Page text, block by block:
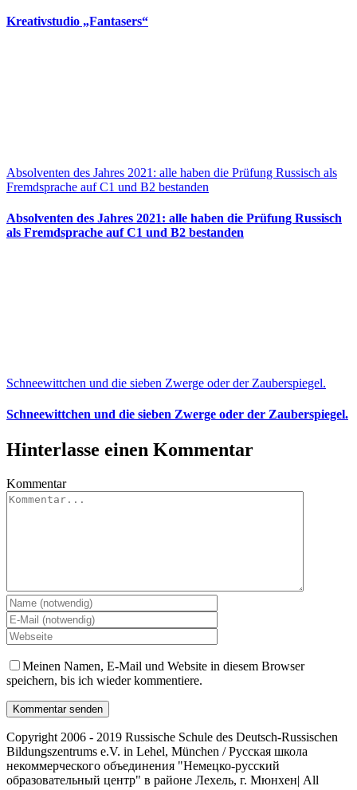
Kreativstudio „Fantasers“
Absolventen des Jahres 2021: alle haben die Prüfung Russisch als
Fremdsprache auf C1 und B2 bestanden
Absolventen des Jahres 2021: alle haben die Prüfung Russisch
als Fremdsprache auf C1 und B2 bestanden
Schneewittchen und die sieben Zwerge oder der Zauberspiegel.
Schneewittchen und die sieben Zwerge oder der Zauberspiegel.
Hinterlasse einen Kommentar
Kommentar
Meinen Namen, E-Mail und Website in diesem Browser
speichern, bis ich wieder kommentiere.
Copyright 2006 - 2019 Russische Schule des Deutsch-Russischen
Bildungszentrums e.V. in Lehel, München / Русская школа
некоммерческого объединения "Немецко-русский
образовательный центр" в районе Лехель, г. Мюнхен| All